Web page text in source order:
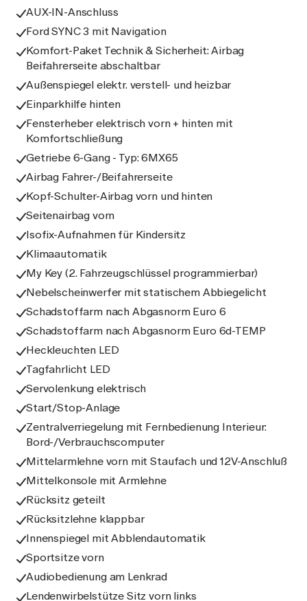
AUX-IN-Anschluss
Ford SYNC 3 mit Navigation
Komfort-Paket Technik & Sicherheit: Airbag
Beifahrerseite abschaltbar
Außenspiegel elektr. verstell- und heizbar
Einparkhilfe hinten
Fensterheber elektrisch vorn + hinten mit
Komfortschließung
Getriebe 6-Gang - Typ: 6MX65
Airbag Fahrer-/Beifahrerseite
Kopf-Schulter-Airbag vorn und hinten
Seitenairbag vorn
Isofix-Aufnahmen für Kindersitz
Klimaautomatik
My Key (2. Fahrzeugschlüssel programmierbar)
Nebelscheinwerfer mit statischem Abbiegelicht
Schadstoffarm nach Abgasnorm Euro 6
Schadstoffarm nach Abgasnorm Euro 6d-TEMP
Heckleuchten LED
Tagfahrlicht LED
Servolenkung elektrisch
Start/Stop-Anlage
Zentralverriegelung mit Fernbedienung Interieur:
Bord-/Verbrauchscomputer
Mittelarmlehne vorn mit Staufach und 12V-Anschluß
Mittelkonsole mit Armlehne
Rücksitz geteilt
Rücksitzlehne klappbar
Innenspiegel mit Abblendautomatik
Sportsitze vorn
Audiobedienung am Lenkrad
Lendenwirbelstütze Sitz vorn links